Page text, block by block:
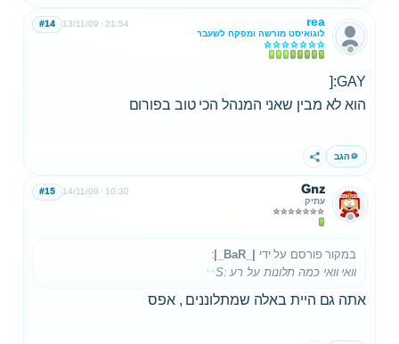
rea
לוגואיסט מורשה ומפקח לשעבר
13/11/09 21:54
#14
GAY:[
הוא לא מבין שאני המנהל הכי טוב בפורום
הגב שתף
Gnz
עתיק
14/11/09 10:30
#15
במקור פורסם על ידי
:
וואי וואי כמה תלונות על רע :S
אתה גם היית באלה שמתלוננים , אפס